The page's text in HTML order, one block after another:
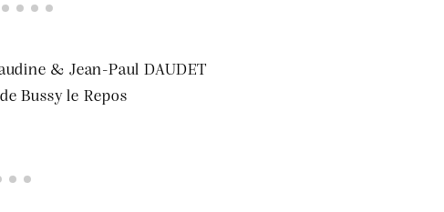
& Jean-Paul DAUDET
Bussy le Repos